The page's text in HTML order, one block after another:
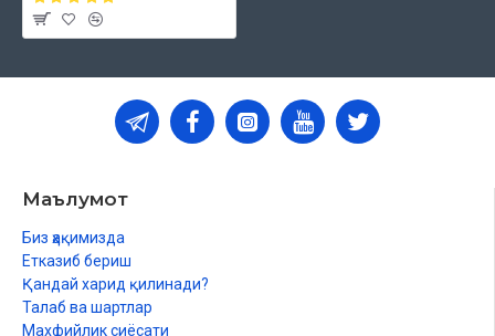
Маълумот
Биз ҳақимизда
Етказиб бериш
Қандай харид қилинади?
Талаб ва шартлар
Махфийлик сиёсати